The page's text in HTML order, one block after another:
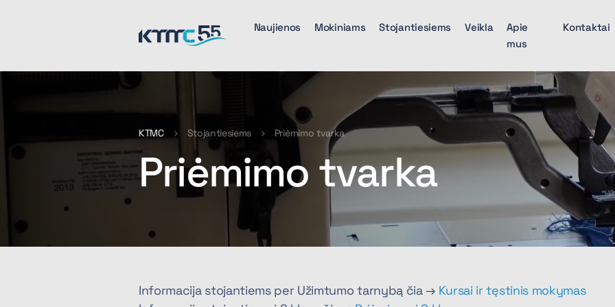
Naujienos Mokiniams Stojantiesiems Veikla
Apie
mus
Kontaktai
KTMC Stojantiesiems Priėmimo tvarka
Priėmimo tvarka
Informacija stojantiems per Užimtumo tarnybą čia → Kursai ir tęstinis mokymas